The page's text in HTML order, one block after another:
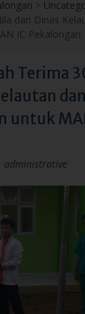
IC Pekalongan
Terima
dan
untuk